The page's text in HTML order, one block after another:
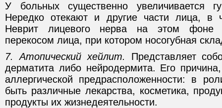
У больных существенно увеличивается
Нередко отекают и другие части лица, в
Неврит лицевого нерва на этом фоне
перекосом лица, при котором носогубная
7. Атопический хейлит.
Представляет
дерматита либо нейродермита. Его
аллергической предрасположенности: в
быть различные лекарства, косметика,
продукты их жизнедеятельности.